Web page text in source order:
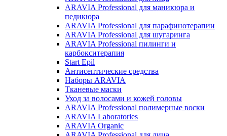
ARAVIA Professional для маникюра и
педикюра
ARAVIA Professional для парафинотерапии
ARAVIA Professional для шугаринга
ARAVIA Professional пилинги и
карбокситерапия
Start Epil
Антисептические средства
Наборы ARAVIA
Тканевые маски
Уход за волосами и кожей головы
ARAVIA Professional полимерные воски
ARAVIA Laboratories
ARAVIA Organic